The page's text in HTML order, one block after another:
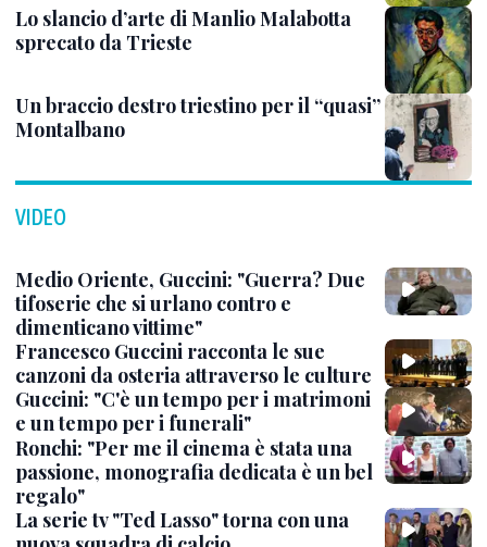
Lo slancio d’arte di Manlio Malabotta
sprecato da Trieste
Un braccio destro triestino per il “quasi”
Montalbano
VIDEO
Medio Oriente, Guccini: "Guerra? Due
tifoserie che si urlano contro e
dimenticano vittime"
Francesco Guccini racconta le sue
canzoni da osteria attraverso le culture
Guccini: "C'è un tempo per i matrimoni
e un tempo per i funerali"
Ronchi: "Per me il cinema è stata una
passione, monografia dedicata è un bel
regalo"
La serie tv "Ted Lasso" torna con una